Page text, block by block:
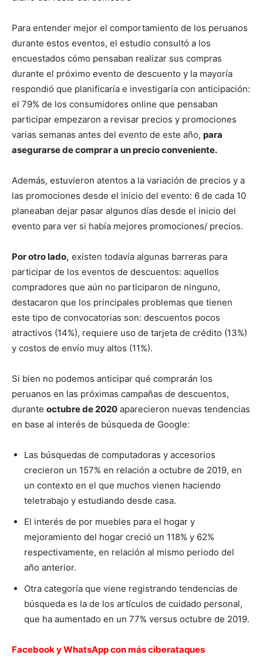
Para entender mejor el comportamiento de los peruanos
durante estos eventos, el estudio consultó a los
encuestados cómo pensaban realizar sus compras
durante el próximo evento de descuento y la mayoría
respondió que planificaría e investigaría con anticipación:
el 79% de los consumidores online que pensaban
participar empezaron a revisar precios y promociones
varias semanas antes del evento de este año, para
asegurarse de comprar a un precio conveniente.
Además, estuvieron atentos a la variación de precios y a
las promociones desde el inicio del evento: 6 de cada 10
planeaban dejar pasar algunos días desde el inicio del
evento para ver si había mejores promociones/ precios.
Por otro lado, existen todavía algunas barreras para
participar de los eventos de descuentos: aquellos
compradores que aún no participaron de ninguno,
destacaron que los principales problemas que tienen
este tipo de convocatorias son: descuentos pocos
atractivos (14%), requiere uso de tarjeta de crédito (13%)
y costos de envío muy altos (11%).
Si bien no podemos anticipar qué comprarán los
peruanos en las próximas campañas de descuentos,
durante octubre de 2020 aparecieron nuevas tendencias
en base al interés de búsqueda de Google:
Las búsquedas de computadoras y accesorios
crecieron un 157% en relación a octubre de 2019, en
un contexto en el que muchos vienen haciendo
teletrabajo y estudiando desde casa.
El interés de por muebles para el hogar y
mejoramiento del hogar creció un 118% y 62%
respectivamente, en relación al mismo periodo del
año anterior.
Otra categoría que viene registrando tendencias de
búsqueda es la de los artículos de cuidado personal,
que ha aumentado en un 77% versus octubre de 2019.
Facebook y WhatsApp con más ciberataques